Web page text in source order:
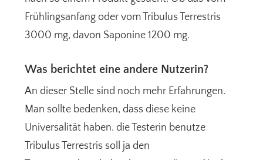
Frühlingsanfang oder vom Tribulus Terrestris
3000 mg, davon Saponine 1200 mg.
Was berichtet eine andere Nutzerin?
An dieser Stelle sind noch mehr Erfahrungen.
Man sollte bedenken, dass diese keine
Universalität haben. die Testerin benutze
Tribulus Terrestris soll ja den